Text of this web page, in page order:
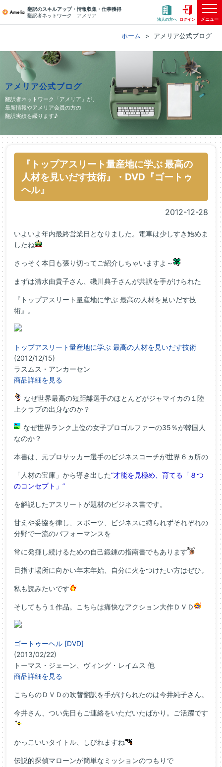
翻訳のスキルアップ・情報収集・仕事獲得
翻訳者ネットワーク アメリア
法人の方へ ログイン メニュー
ホーム アメリア公式ブログ
アメリア公式ブログ
翻訳者ネットワーク「アメリア」が、
最新情報やアメリア会員の方の
翻訳実績を綴ります♪
『トップアスリート量産地に学ぶ 最高の
人材を見いだす技術』・DVD『ゴートゥ
ヘル』
2012-12-28
いよいよ年内最終営業日となりました。電車は少しすき始めま
したね
さっそく本日も張り切ってご紹介しちゃいますよ～
まずは清水由貴子さん、磯川典子さんが共訳を手がけられた
『トップアスリート量産地に学ぶ 最高の人材を見いだす技
術』。
トップアスリート量産地に学ぶ 最高の人材を見いだす技術
(2012/12/15)
ラスムス・アンカーセン
商品詳細を見る
なぜ世界最高の短距離選手のほとんどがジャマイカの１陸
上クラブの出身なのか？
なぜ世界ランク上位の女子プロゴルファーの35％が韓国人
なのか？
本書は、元プロサッカー選手のビジネスコーチが世界６ヵ所の
「人材の宝庫」から導き出した“才能を見極め、育てる「８つ
のコンセプト」”
を解説したアスリートが題材のビジネス書です。
甘えや妥協を律し、スポーツ、ビジネスに縛られずそれぞれの
分野で一流のパフォーマンスを
常に発揮し続けるための自己鍛錬の指南書でもあります
目指す場所に向かい年末年始、自分に火をつけたい方はぜひ。
私も読みたいです
そしてもう１作品。こちらは痛快なアクション大作ＤＶＤ
ゴートゥーヘル [DVD]
(2013/02/22)
トーマス・ジェーン、ヴィング・レイムス 他
商品詳細を見る
こちらのＤＶＤの吹替翻訳を手がけられたのは今井純子さん。
今井さん、つい先日もご連絡をいただいたばかり。ご活躍です
かっこいいタイトル、しびれますね
伝説的探偵マローンが簡単なミッションのつもりで